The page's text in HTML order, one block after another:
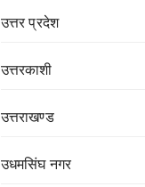
उत्तर प्रदेश
उत्तरकाशी
उत्तराखण्ड
उधमसिंघ नगर